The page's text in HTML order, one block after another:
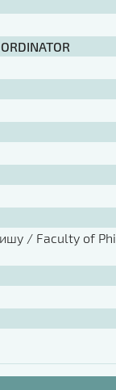
/ Faculty of